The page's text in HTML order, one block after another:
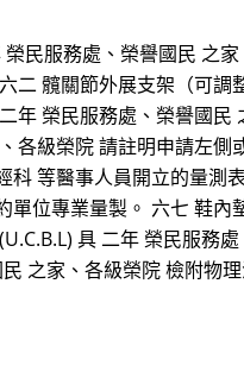
民服務處、榮譽國民 之
二 髖關節外展支架（可
年 榮民服務處、榮譽國
各級榮院 請註明申請左
科 等醫事人員開立的量測
單位專業量製。 六七 鞋
具 二年 榮民服務
之家、各級榮院 檢附物